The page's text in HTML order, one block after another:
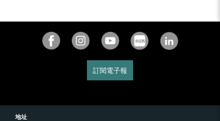
訂閱電子報
地址